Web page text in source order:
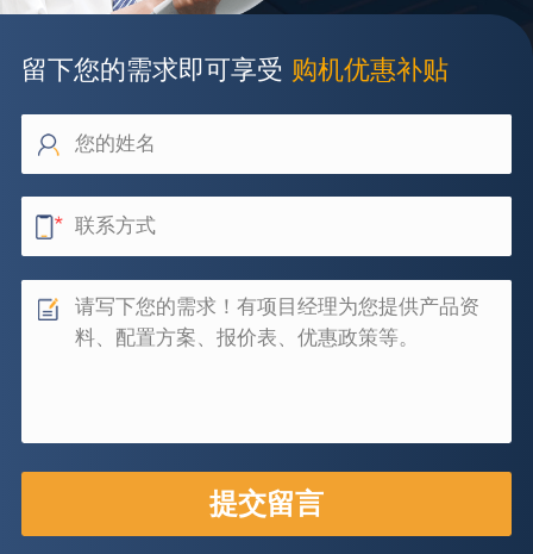
留下您的需求即可享受 购机优惠补贴